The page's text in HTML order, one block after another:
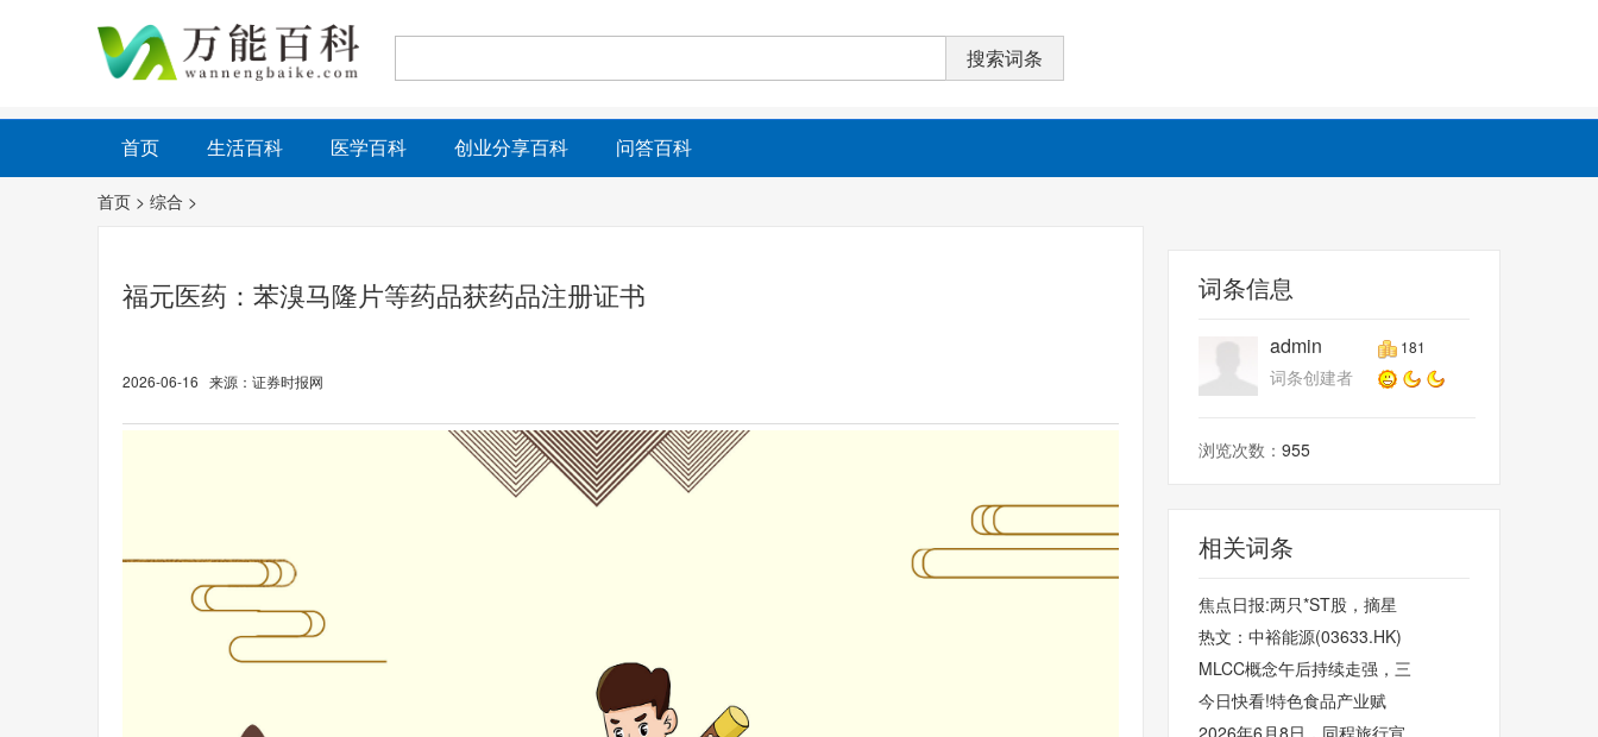
首页 生活百科 医学百科 创业分享百科 问答百科
首页 > 综合 >
福元医药：苯溴马隆片等药品获药品注册证书
2026-06-16 来源：证券时报网
词条信息
admin 181
词条创建者
浏览次数： 955
相关词条
焦点日报:两只*ST股，摘星
热文：中裕能源(03633.HK)
MLCC概念午后持续走强，三
今日快看!特色食品产业赋
2026年6月8日，同程旅行宣